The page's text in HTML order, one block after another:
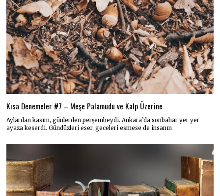
Kısa Denemeler #7 – Meşe Palamudu ve Kalp Üzerine
Aylardan kasım, günlerden perşembeydi. Ankara’da sonbahar yer yer
ayaza keserdi. Gündüzleri eser, geceleri esmese de insanın